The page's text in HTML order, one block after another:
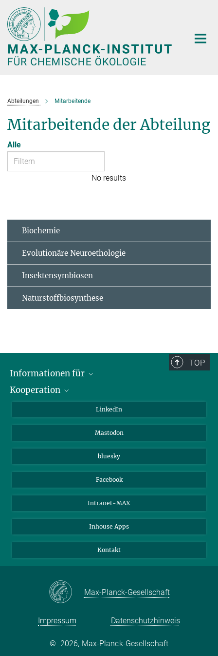
Hauptinhalt
Abteilungen Mitarbeitende
Mitarbeitende der Abteilung
Alle
No results
Biochemie
Evolutionäre Neuroethologie
Insektensymbiosen
Naturstoffbiosynthese
TOP
Informationen für
Journalisten
Kooperation
Beutenberg Campus e.V.
LinkedIn
Mastodon
bluesky
Facebook
Intranet-MAX
Inhouse Apps
Kontakt
Max-Planck-Gesellschaft
Impressum Datenschutzhinweis
© 2026, Max-Planck-Gesellschaft